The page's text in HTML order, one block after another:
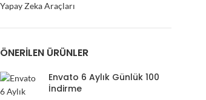
Yapay Zeka Araçları
ÖNERILEN ÜRÜNLER
Envato 6 Aylık Günlük 100
İndirme